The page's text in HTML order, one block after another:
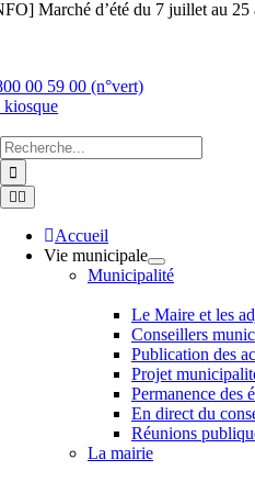
SkipMarché d’été du 7 juillet au 25
00 59 00 (n°vert)
kiosque
Chercher
:
Toggle
Navigation
Accueil
Vie municipale
Municipalité
Le Maire et les
Conseillers
Publication des
Projet
Permanence des
En direct du
Réunions
La mairie